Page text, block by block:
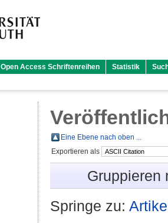
Open Access Schriftenreihen Statistik
Eine Ebene nach oben ...
Exportieren als
Gruppieren
Springe zu: